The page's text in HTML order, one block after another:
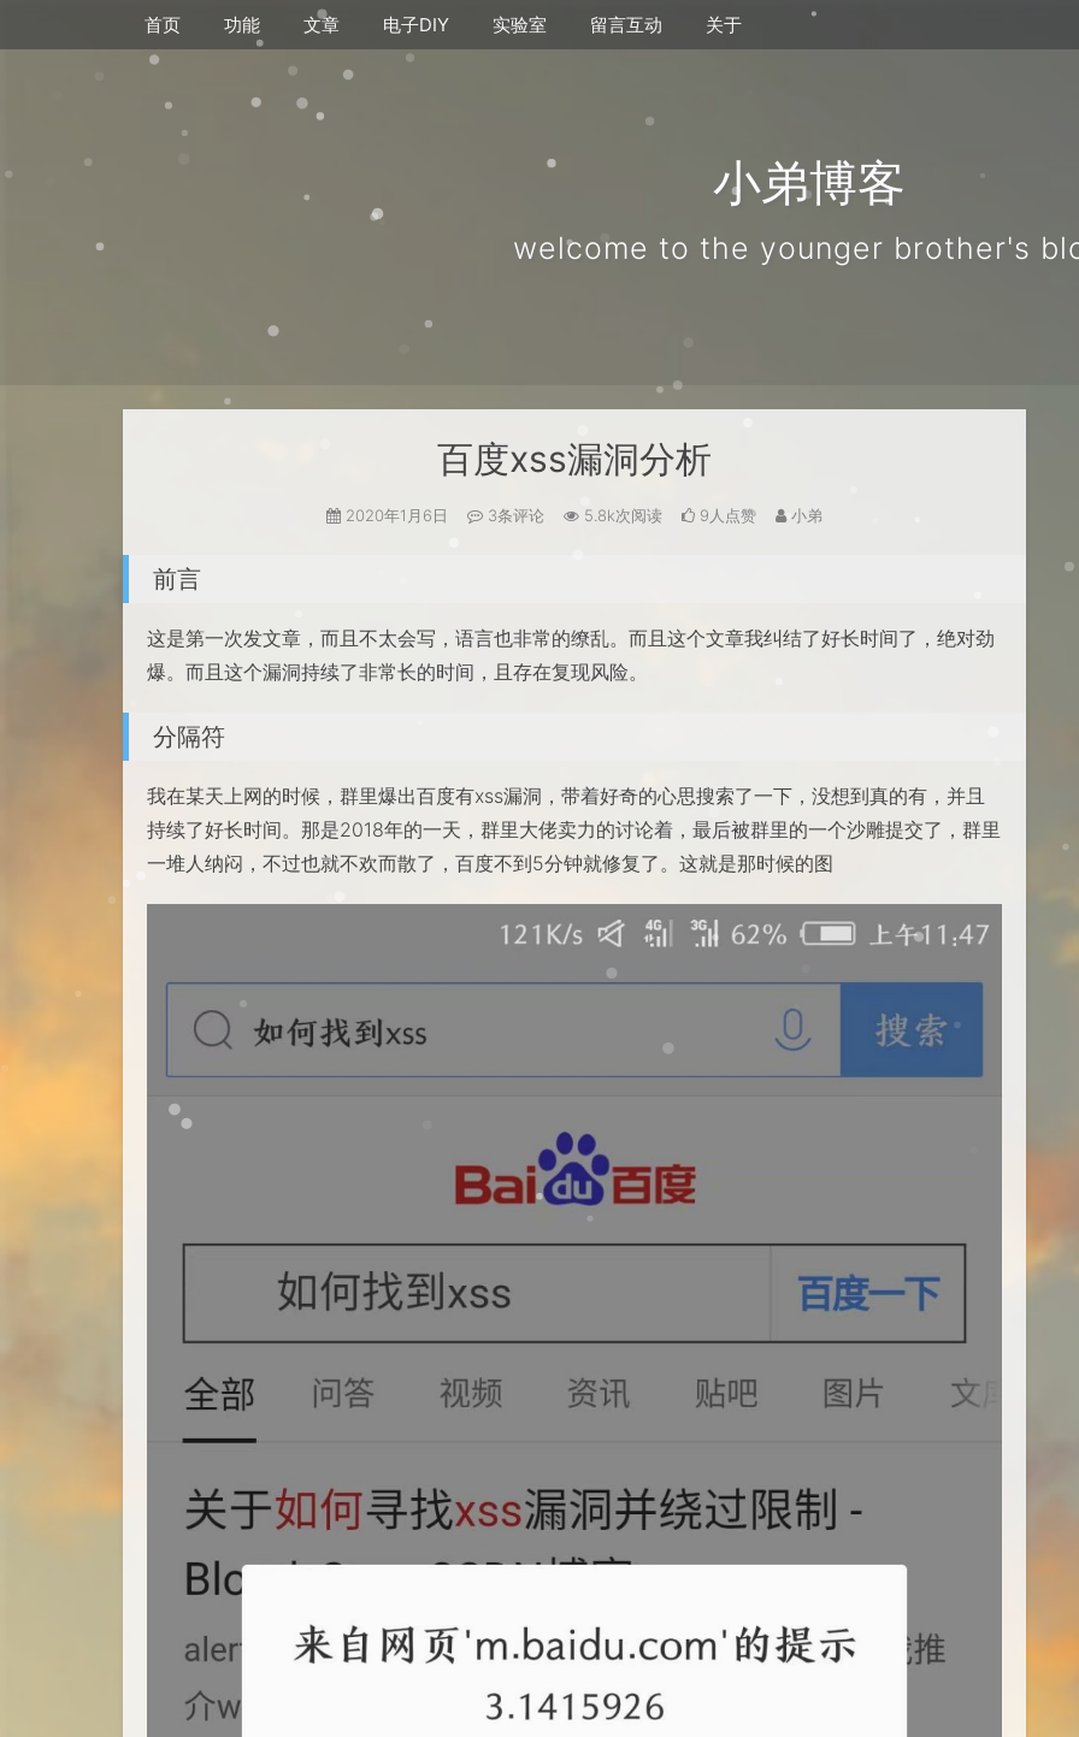
首页 功能 文章 电子DIY 实验室 留言互动 关于
小弟博客
welcome to the younger brother's
百度xss漏洞分析
2020年1月6日 3条评论 5.8k次阅读 9人点赞 小弟
前言
这是第一次发文章，而且不太会写，语言也非常的缭乱。而且这个文章我纠结了好长时间了，绝对劲
爆。而且这个漏洞持续了非常长的时间，且存在复现风险。
分隔符
我在某天上网的时候，群里爆出百度有xss漏洞，带着好奇的心思搜索了一下，没想到真的有，并且
持续了好长时间。那是2018年的一天，群里大佬卖力的讨论着，最后被群里的一个沙雕提交了，群里
一堆人纳闷，不过也就不欢而散了，百度不到5分钟就修复了。这就是那时候的图